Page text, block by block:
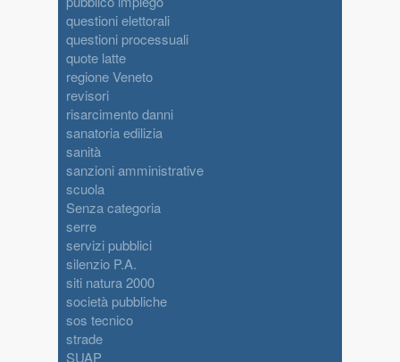
questioni elettorali
questioni processuali
quote latte
regione Veneto
revisori
risarcimento danni
sanatoria edilizia
sanità
sanzioni amministrative
scuola
Senza categoria
serre
servizi pubblici
silenzio P.A.
siti natura 2000
società pubbliche
sos tecnico
strade
SUAP